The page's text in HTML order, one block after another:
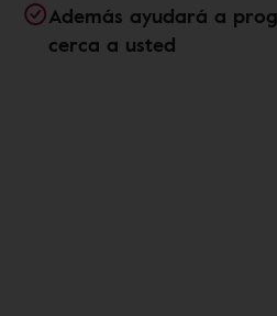
Además ayudará a
cerca a usted